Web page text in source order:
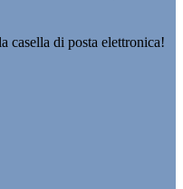
casella di posta elettronica!